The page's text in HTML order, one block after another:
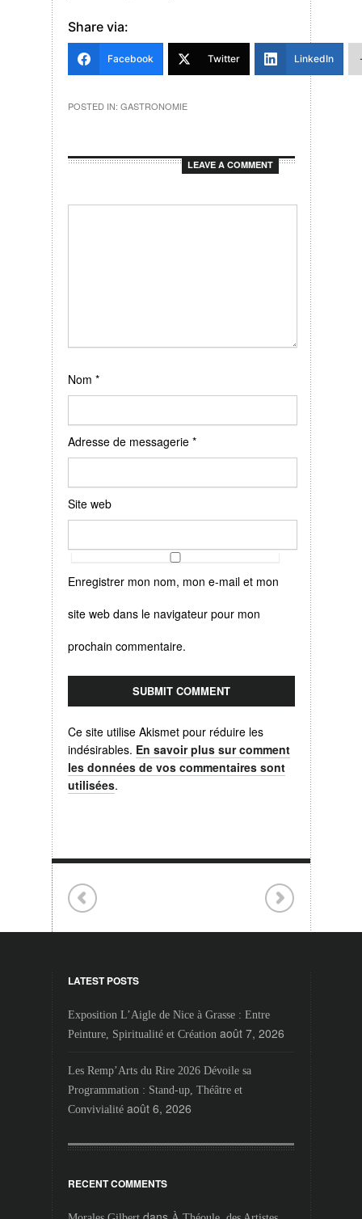
Share via:
Facebook Twitter LinkedIn
POSTED IN: GASTRONOMIE
LEAVE A COMMENT
Nom *
Adresse de messagerie *
Site web
Enregistrer mon nom, mon e-mail et mon
site web dans le navigateur pour mon
prochain commentaire.
Ce site utilise Akismet pour réduire les
indésirables. En savoir plus sur comment
les données de vos commentaires sont
utilisées.
LATEST POSTS
Exposition L’Aigle de Nice à Grasse : Entre
Peinture, Spiritualité et Création août 7, 2026
Les Remp’Arts du Rire 2026 Dévoile sa
Programmation : Stand-up, Théâtre et
Convivialité août 6, 2026
RECENT COMMENTS